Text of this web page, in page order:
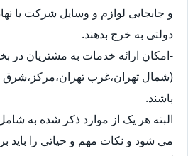
و جابجایی لوازم و وسایل شرکت یا
دولتی به خرج بدهند.
-امکان ارائه خدمات به مشتریان در
(شمال تهران،غرب تهران،مرکز،شرق
باشند.
البته هر یک از موارد ذکر شده به
می شود و نکات مهم و حیاتی را باید